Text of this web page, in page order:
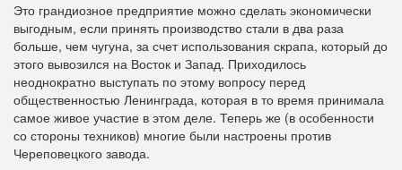
Это грандиозное предприятие можно сделать экономически
выгодным, если принять производство стали в два раза
больше, чем чугуна, за счет использования скрапа, который до
этого вывозился на Восток и Запад. Приходилось
неоднократно выступать по этому вопросу перед
общественностью Ленинграда, которая в то время принимала
самое живое участие в этом деле. Теперь же (в особенности
со стороны техников) многие были настроены против
Череповецкого завода.